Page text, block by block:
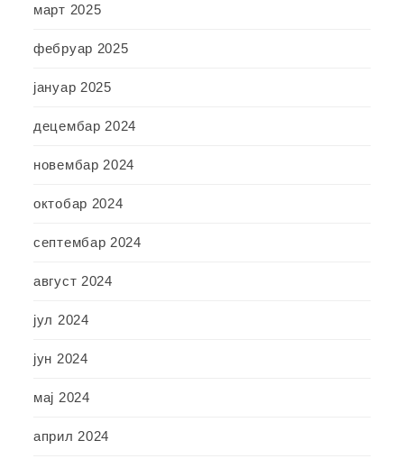
март 2025
фебруар 2025
јануар 2025
децембар 2024
новембар 2024
октобар 2024
септембар 2024
август 2024
јул 2024
јун 2024
мај 2024
април 2024